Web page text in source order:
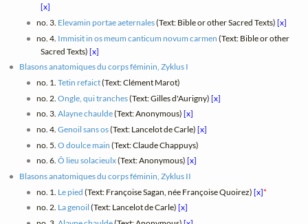
[x]
no. 3. Elevamin portae aeternales(Text: Bible or other Sacred Texts) [x]
no. 4. Immisit in os meum canticum novum carmen (Text: Bible or other
Sacred Texts)[x]
Blasons anatomiques du corps féminin, Zyklus I
no. 1. Tetin refaict(Text: Clément Marot)
no. 2. Ongle, qui tranches(Text: Gilles d'Aurigny) [x]
no. 3. Alayne chaulde(Text: Anonymous) [x]
no. 4. Genoil sans os(Text: Lancelot de Carle) [x]
no. 5. O doulce main (Text: Claude Chappuys)
no. 6. Ô lieu solacieulx(Text: Anonymous) [x]
Blasons anatomiques du corps féminin, Zyklus II
no. 1. Le pied (Text: Françoise Sagan, née Françoise Quoirez) [x]*
no. 2. La genoil (Text: Lancelot de Carle) [x]